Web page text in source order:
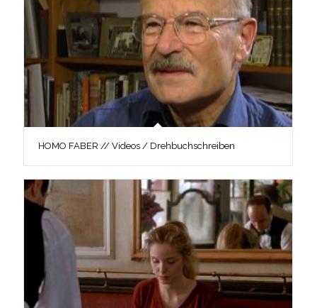
HOMO FABER // Videos / Drehbuchschreiben